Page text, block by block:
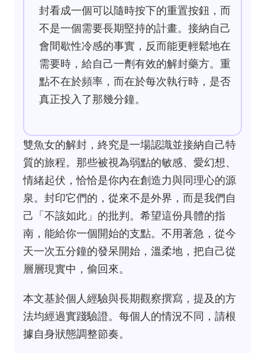
封看成一個可以隨時按下的重置按鈕，而
不是一個需要長期堅持的計畫。接納自己
會間歇性冷感的事實，反而能更輕鬆地在
需要時，給自己一劑有效的解封藥方。重
點不在於頻率，而在於每次執行時，是否
真正投入了那幾分鐘。
雙魚女的解封，終究是一場認識並接納自己特
質的旅程。那些被視為弱點的敏感、愛幻想、
情緒起伏，恰恰是你內在創造力與同理心的源
泉。封印它們的，從來不是外界，而是我們自
己「不該如此」的批判。希望這份具體的指
南，能給你一個開始的支點。不用著急，從今
天一次五分鐘的發呆開始，溫柔地，把自己從
層層現實中，偷回來。
本文基於個人經驗與長期觀察撰寫，提及的方
法均經過實踐驗證。每個人的情況不同，請根
據自身狀態調整節奏。